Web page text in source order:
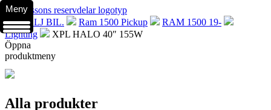
.VÄLJ BIL. Ram 1500 Pickup
RAM 1500 19-
Lighting
XPL HALO 40″ 155W
Öppna
produktmeny
Alla produkter
Meny